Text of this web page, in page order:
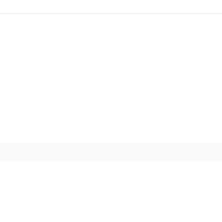
als 800 technische Anlagen – darunter Talsperren,